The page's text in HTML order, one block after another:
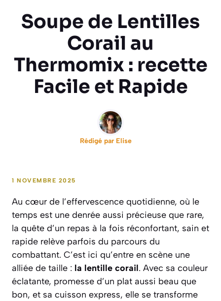
Soupe de Lentilles
Corail au
Thermomix : recette
Facile et Rapide
Rédigé par Elise
1 NOVEMBRE 2025
Au cœur de l’effervescence quotidienne, où le
temps est une denrée aussi précieuse que rare,
la quête d’un repas à la fois réconfortant, sain et
rapide relève parfois du parcours du
combattant. C’est ici qu’entre en scène une
alliée de taille : la lentille corail. Avec sa couleur
éclatante, promesse d’un plat aussi beau que
bon, et sa cuisson express, elle se transforme